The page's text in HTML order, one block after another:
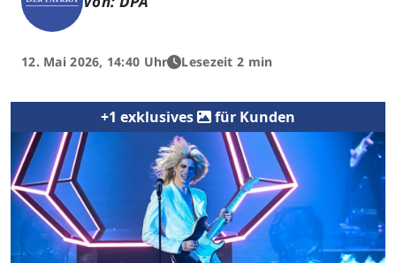
12. Mai 2026, 14:40 Uhr Lesezeit 2 min
+1 exklusives für Kunden